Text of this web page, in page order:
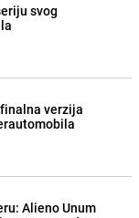
svog
finalna verzija
Alieno Unum